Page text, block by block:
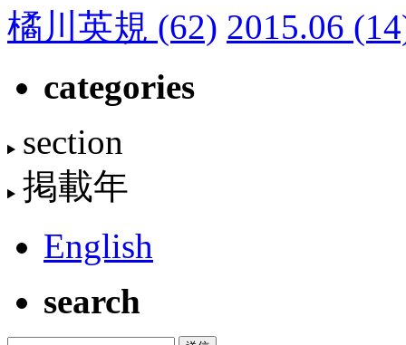
橘川英規 (62) 2015.06
categories
section
掲載年
English
search